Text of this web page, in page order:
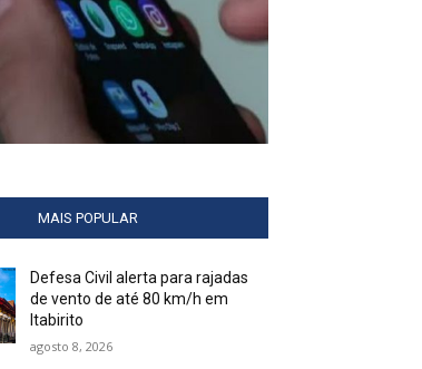
MAIS POPULAR
Defesa Civil alerta para rajadas
de vento de até 80 km/h em
Itabirito
agosto 8, 2026